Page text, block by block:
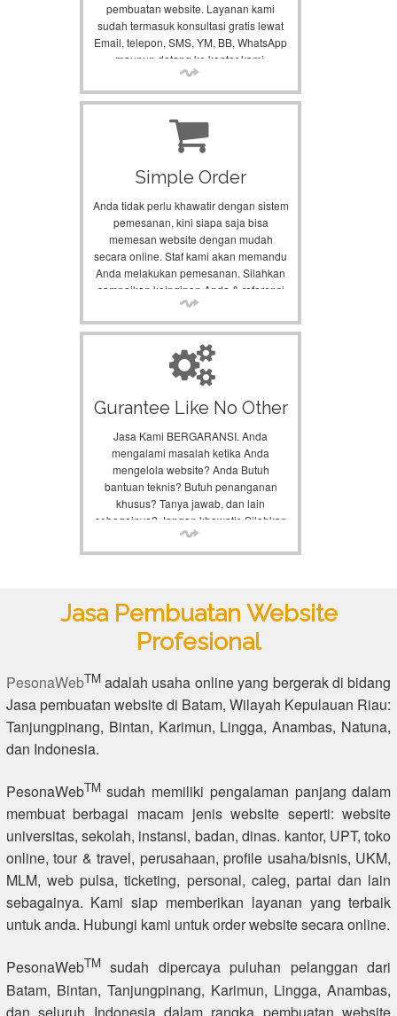
pembuatan website. Layanan kami
sudah termasuk konsultasi gratis lewat
Email, telepon, SMS, YM, BB, WhatsApp
maupun datang ke kantor kami.
Simple Order
Anda tidak perlu khawatir dengan sistem
pemesanan, kini siapa saja bisa
memesan website dengan mudah
secara online. Staf kami akan memandu
Anda melakukan pemesanan. Silahkan
sampaikan keinginan Anda & referensi
web yang anda sukai.
Gurantee Like No Other
Jasa Kami BERGARANSI. Anda
mengalami masalah ketika Anda
mengelola website? Anda Butuh
bantuan teknis? Butuh penanganan
khusus? Tanya jawab, dan lain
sebagainya? Jangan khawatir. Silahkan
hubungi kami lewat support yang
tersedia, kami akan bantu anda.
Jasa Pembuatan Website
Profesional
PesonaWebTMadalah usaha online yang bergerak di bidang
Jasa pembuatan website di Batam, Wilayah Kepulauan Riau:
Tanjungpinang, Bintan, Karimun, Lingga, Anambas, Natuna,
dan Indonesia.
PesonaWebTMsudah memiliki pengalaman panjang dalam
membuat berbagai macam jenis website seperti: website
universitas, sekolah, instansi, badan, dinas. kantor, UPT, toko
online, tour & travel, perusahaan, profile usaha/bisnis, UKM,
MLM, web pulsa, ticketing, personal, caleg, partai dan lain
sebagainya. Kami siap memberikan layanan yang terbaik
untuk anda. Hubungi kami untuk order website secara online.
PesonaWebTMsudah dipercaya puluhan pelanggan dari
Batam, Bintan, Tanjungpinang, Karimun, Lingga, Anambas,
dan seluruh Indonesia dalam rangka pembuatan website